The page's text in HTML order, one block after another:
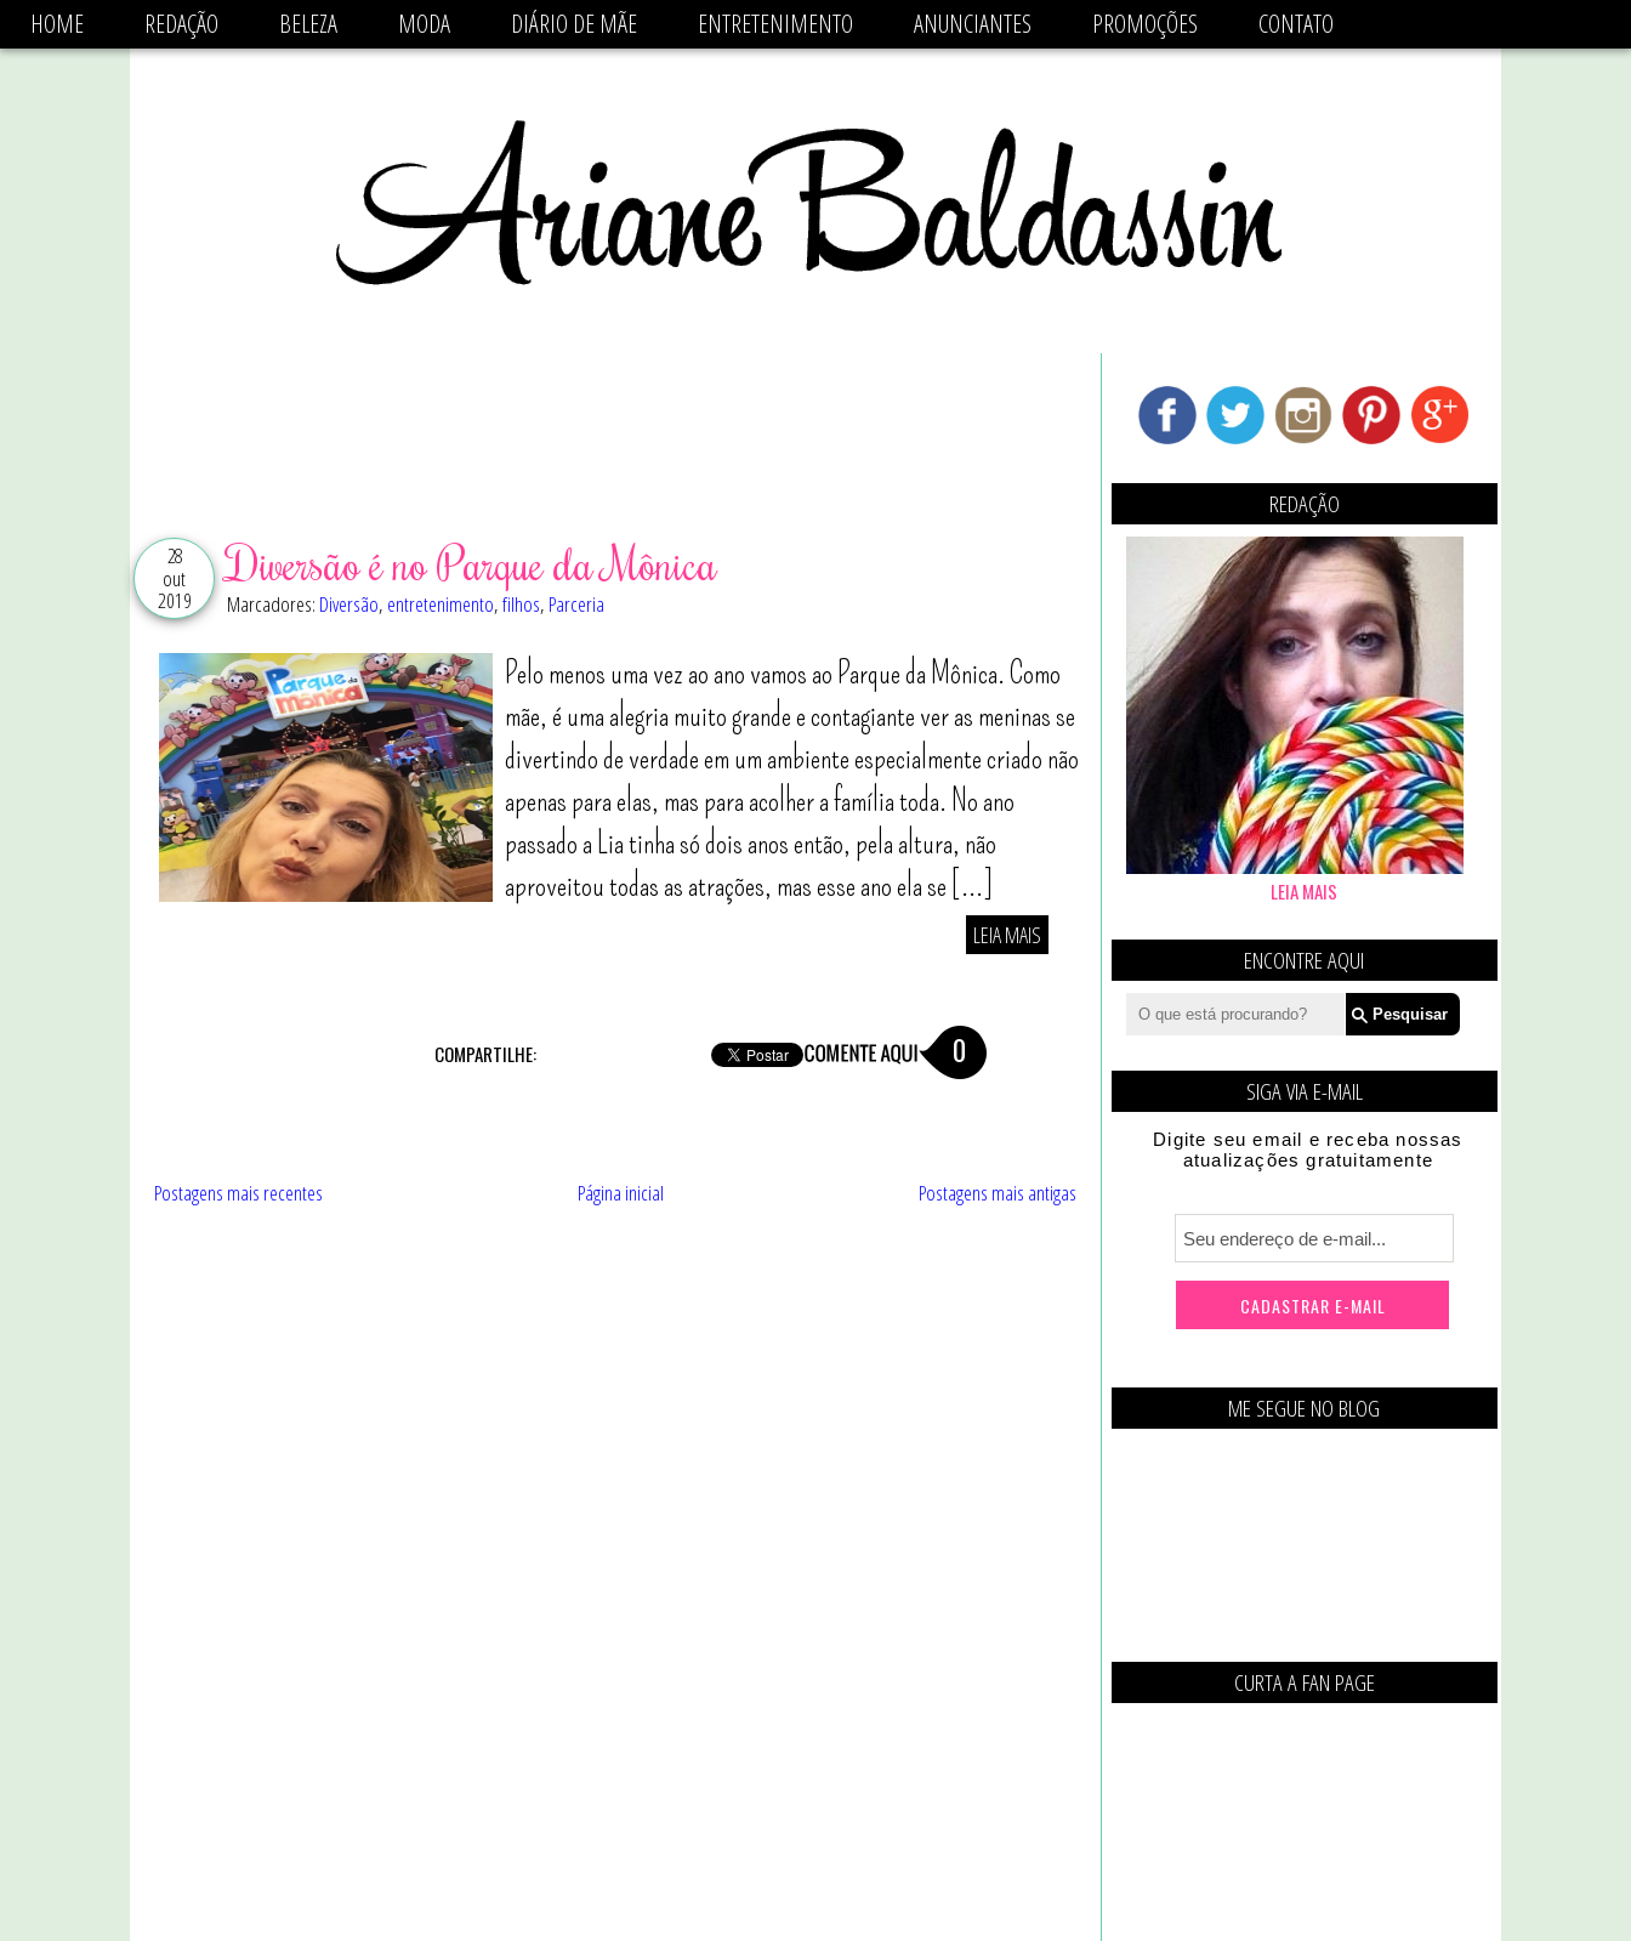
async='async' data-ad-client='ca-pub-1470782825684808' src='https://pagead2.googlesyndication.com/pagead/js/adsbygoogle.js'/>
HOME REDAÇÃO BELEZA MODA DIÁRIO DE MÃE ENTRETENIMENTO ANUNCIANTES PROMOÇÕES CONTATO
28
out
2019
Diversão é no Parque da Mônica
Marcadores: Diversão, entretenimento,filhos, Parceria
Pelo menos uma vez ao ano vamos ao Parque da Mônica. Como
mãe, é uma alegria muito grande e contagiante ver as meninas se
divertindo de verdade em um ambiente especialmente criado não
apenas para elas, mas para acolher a família toda. No ano
passado a Lia tinha só dois anos então, pela altura, não
aproveitou todas as atrações, mas esse ano ela se [...]
LEIA MAIS
0
COMPARTILHE:
Postagens mais recentes Postagens mais antigas
Página inicial
REDAÇÃO
LEIA MAIS
ENCONTRE AQUI
SIGA VIA E-MAIL
Digite seu email e receba nossas
atualizações gratuitamente
ME SEGUE NO BLOG
CURTA A FAN PAGE